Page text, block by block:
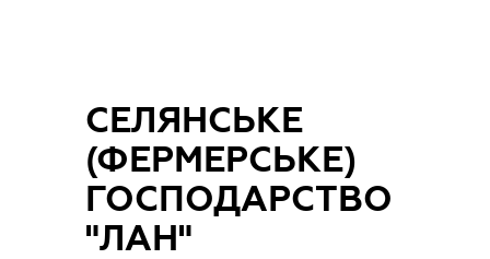
СЕЛЯНСЬКЕ
(ФЕРМЕРСЬКЕ)
ГОСПОДАРСТВО
"ЛАН"